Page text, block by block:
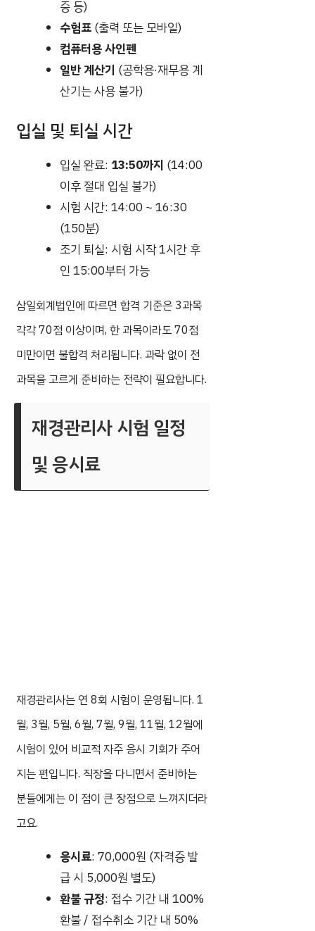
증 등)
수험표 (출력 또는 모바일)
컴퓨터용 사인펜
일반 계산기 (공학용·재무용 계
산기는 사용 불가)
입실 및 퇴실 시간
입실 완료: 13:50까지 (14:00
이후 절대 입실 불가)
시험 시간: 14:00 ~ 16:30
(150분)
조기 퇴실: 시험 시작 1시간 후
인 15:00부터 가능
삼일회계법인에 따르면 합격 기준은 3과목
각각 70점 이상이며, 한 과목이라도 70점
미만이면 불합격 처리됩니다. 과락 없이 전
과목을 고르게 준비하는 전략이 필요합니다.
재경관리사 시험 일정
및 응시료
재경관리사는 연 8회 시험이 운영됩니다. 1
월, 3월, 5월, 6월, 7월, 9월, 11월, 12월에
시험이 있어 비교적 자주 응시 기회가 주어
지는 편입니다. 직장을 다니면서 준비하는
분들에게는 이 점이 큰 장점으로 느껴지더라
고요.
응시료: 70,000원 (자격증 발
급 시 5,000원 별도)
환불 규정: 접수 기간 내 100%
환불 / 접수취소 기간 내 50%